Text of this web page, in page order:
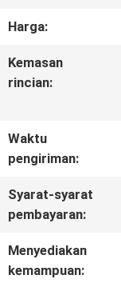
HUBUNGI
BERITA
SEMUA
KASUS
Harga:
Kemasan
rincian:
Waktu
pengiriman:
Syarat-syarat
pembayaran:
Menyediakan
kemampuan: